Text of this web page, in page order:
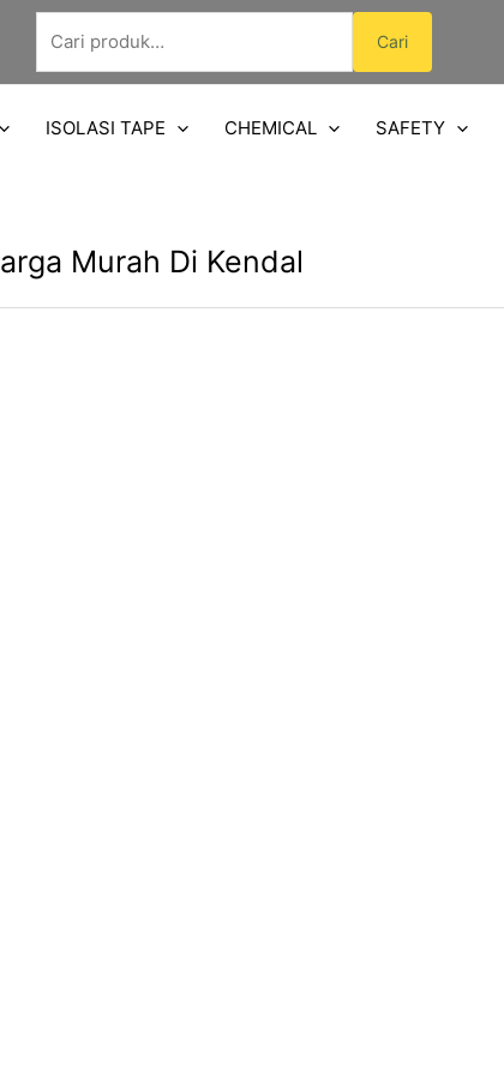
Pencarian
untuk:
Cari
ISOLASI TAPE CHEMICAL SAFETY
Murah Di Kendal